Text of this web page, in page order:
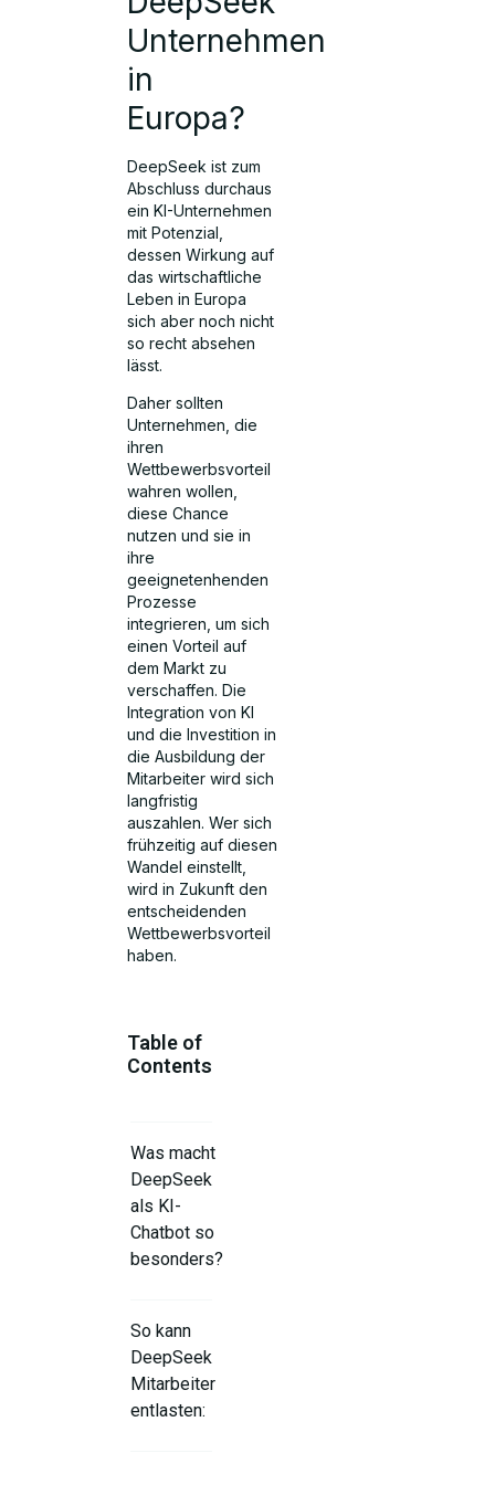
Unternehmen
in
Europa?
DeepSeek ist zum
Abschluss durchaus
ein KI-Unternehmen
mit Potenzial,
dessen Wirkung auf
das wirtschaftliche
Leben in Europa
sich aber noch nicht
so recht absehen
lässt.
Daher sollten
Unternehmen, die
ihren
Wettbewerbsvorteil
wahren wollen,
diese Chance
nutzen und sie in
ihre
geeignetenhenden
Prozesse
integrieren, um sich
einen Vorteil auf
dem Markt zu
verschaffen. Die
Integration von KI
und die Investition in
die Ausbildung der
Mitarbeiter wird sich
langfristig
auszahlen. Wer sich
frühzeitig auf diesen
Wandel einstellt,
wird in Zukunft den
entscheidenden
Wettbewerbsvorteil
haben.
Table of
Contents
Was macht
DeepSeek
als KI-
Chatbot so
besonders?
So kann
DeepSeek
Mitarbeiter
entlasten: